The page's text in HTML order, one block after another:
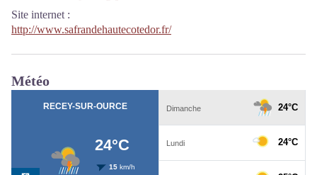
Site internet :
http://www.safrandehautecotedor.fr/
Météo